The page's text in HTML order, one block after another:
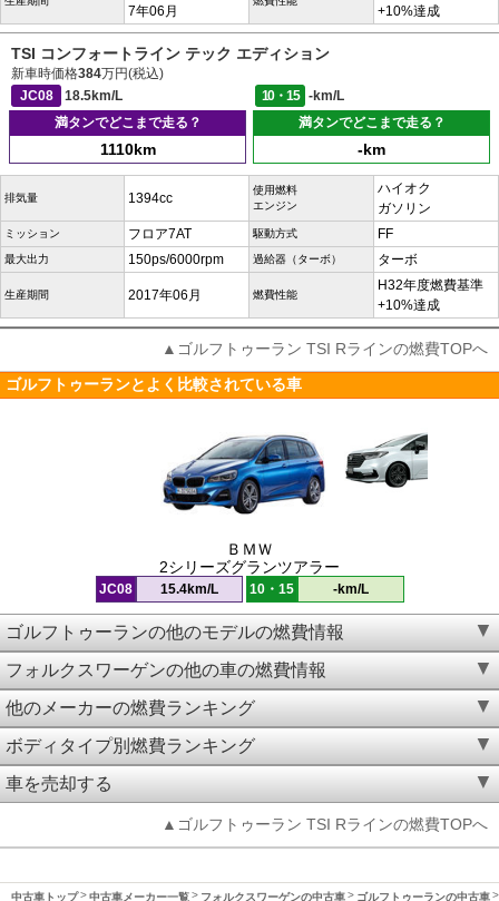
7年06月
+10%達成
TSI コンフォートライン テック エディション
新車時価格384万円(税込)
JC08
18.5km/L 10・15
-km/L
満タンでどこまで走る？
1110km
満タンでどこまで走る？
-km
排気量 1394cc
使用燃料
エンジン
ハイオク
ガソリン
ミッション フロア7AT 駆動方式 FF
最大出力 150ps/6000rpm 過給器（ターボ） ターボ
生産期間 2017年06月 燃費性能
H32年度燃費基準
+10%達成
▲ゴルフトゥーラン TSI Rラインの燃費TOPへ
ゴルフトゥーランとよく比較されている車
ＢＭＷ
2シリーズグランツアラー
JC08 15.4km/L 10・15 -km/L
ゴルフトゥーランの他のモデルの燃費情報
フォルクスワーゲンの他の車の燃費情報
他のメーカーの燃費ランキング
ボディタイプ別燃費ランキング
車を売却する
▲ゴルフトゥーラン TSI Rラインの燃費TOPへ
中古車トップ 中古車メーカー一覧 フォルクスワーゲンの中古車 ゴルフトゥーランの中古車